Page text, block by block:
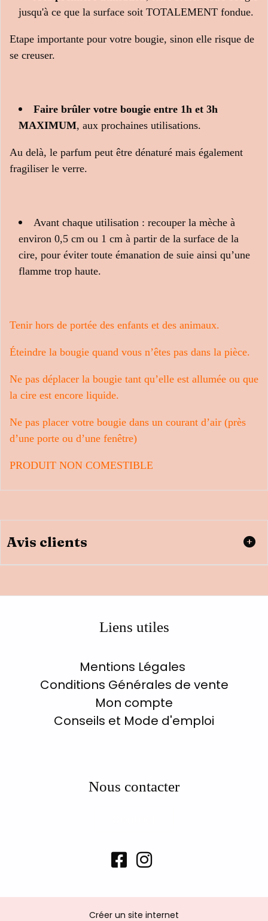
jusqu'à ce que la surface soit TOTALEMENT fondue.
Etape importante pour votre bougie, sinon elle risque de
se creuser.
Faire brûler votre bougie entre 1h et 3h
MAXIMUM, aux prochaines utilisations.
Au delà, le parfum peut être dénaturé mais également
fragiliser le verre.
Avant chaque utilisation : recouper la mèche à
environ 0,5 cm ou 1 cm à partir de la surface de la
cire, pour éviter toute émanation de suie ainsi qu’une
flamme trop haute.
Tenir hors de portée des enfants et des animaux.
Éteindre la bougie quand vous n’êtes pas dans la pièce.
Ne pas déplacer la bougie tant qu’elle est allumée ou que
la cire est encore liquide.
Ne pas placer votre bougie dans un courant d’air (près
d’une porte ou d’une fenêtre)
PRODUIT NON COMESTIBLE
Avis clients
Liens utiles
Mentions Légales
Conditions Générales de vente
Mon compte
Conseils et Mode d'emploi
Nous contacter
 
Créer un site internet